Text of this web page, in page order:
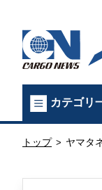
カ
ー
ゴ
ニ
カテゴリ
トップ > ヤマタ